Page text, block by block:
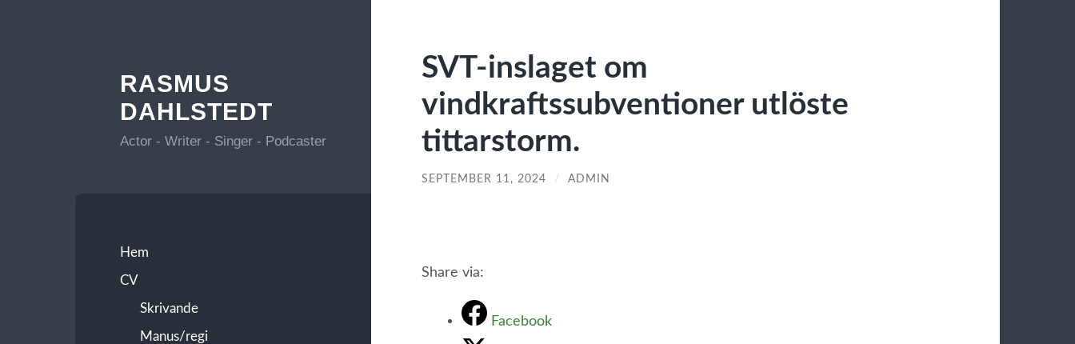
RASMUS
DAHLSTEDT
Actor - Writer - Singer - Podcaster
Hem
CV
Skrivande
Manus/regi
SVT-inslaget om
vindkraftssubventioner utlöste
tittarstorm.
SEPTEMBER 11, 2024 / ADMIN
Share via:
Facebook